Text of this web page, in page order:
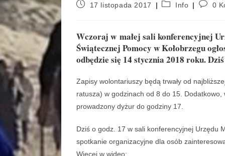
17 listopada 2017 Info 0
Wczoraj w małej sali konferencyjnej
Świątecznej Pomocy w Kołobrzegu
odbędzie się 14 stycznia 2018 roku.
Zapisy wolontariuszy będą trwały od
ratusza) w godzinach od 8 do 15.
prowadzony dyżur do godziny 17.
Dziś o godz. 17 w sali konferencyjnej Urzędu
spotkanie organizacyjne dla osób
Więcej w wideo: